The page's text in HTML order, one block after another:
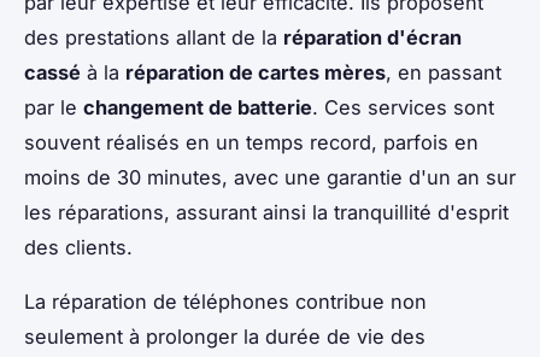
des prestations allant de la réparation d'écran
cassé à la réparation de cartes mères, en passant
par le changement de batterie. Ces services sont
souvent réalisés en un temps record, parfois en
moins de 30 minutes, avec une garantie d'un an sur
les réparations, assurant ainsi la tranquillité d'esprit
des clients.
La réparation de téléphones contribue non
seulement à prolonger la durée de vie des